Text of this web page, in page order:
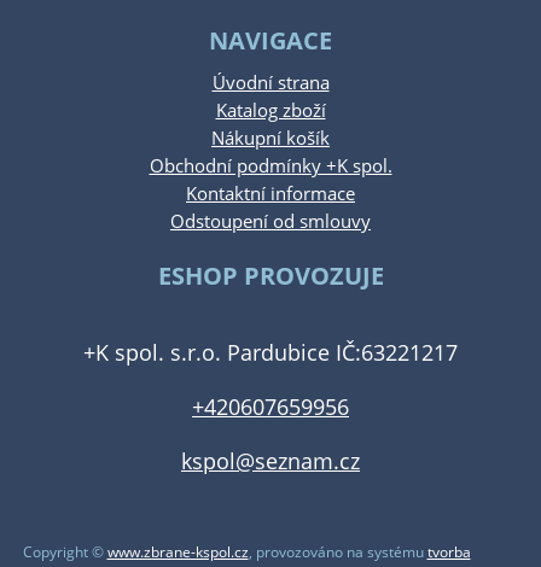
NAVIGACE
Úvodní strana
Katalog zboží
Nákupní košík
Obchodní podmínky +K spol.
Kontaktní informace
Odstoupení od smlouvy
ESHOP PROVOZUJE
+K spol. s.r.o. Pardubice IČ:63221217
+420607659956
kspol@seznam.cz
Copyright ©www.zbrane-kspol.cz, provozováno na systémutvorba